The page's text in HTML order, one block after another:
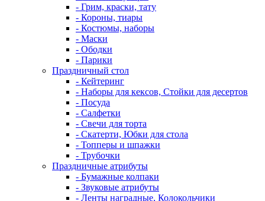
- Грим, краски, тату
- Короны, тиары
- Костюмы, наборы
- Маски
- Ободки
- Парики
Праздничный стол
- Кейтеринг
- Наборы для кексов, Стойки для десертов
- Посуда
- Салфетки
- Свечи для торта
- Скатерти, Юбки для стола
- Топперы и шпажки
- Трубочки
Праздничные атрибуты
- Бумажные колпаки
- Звуковые атрибуты
- Ленты наградные, Колокольчики